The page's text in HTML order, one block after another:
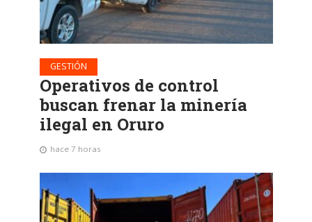
GESTIÓN
Operativos de control
buscan frenar la minería
ilegal en Oruro
hace 7 horas